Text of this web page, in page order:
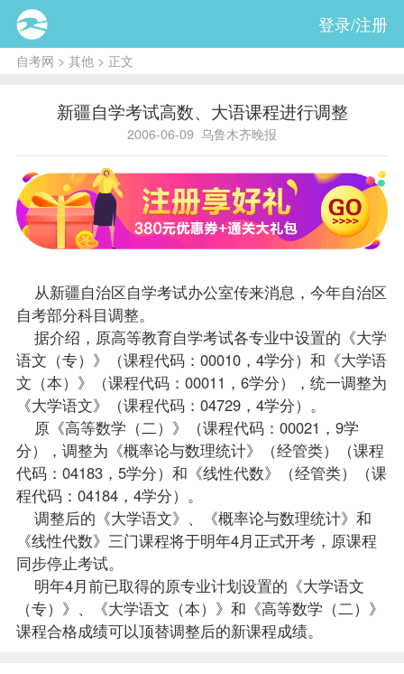
登录/注册
自考网 > 其他 > 正文
新疆自学考试高数、大语课程进行调整
2006-06-09 乌鲁木齐晚报
从新疆自治区自学考试办公室传来消息，今年自治区
自考部分科目调整。
据介绍，原高等教育自学考试各专业中设置的《大学
语文 （专）》（课程代码：00010，4学分）和《大学语
文（本）》（课程代码：00011，6学分），统一调整为
《大学语文》（课程代码：04729，4学分）。
原《高等数学（二）》（课程代码：00021，9学
分），调整为《概率论与数理统计》（经管类）（课程
代码：04183，5学分）和《线性代数》（经管类）（课
程代码：04184，4学分）。
调整后的《大学语文》、《概率论与数理统计》和
《线性代数》三门课程将于明年4月正式开考，原课程
同步停止考试。
明年4月前已取得的原专业计划设置的《大学语文
（专）》、《大学语文（本）》和《高等数学（二）》
课程合格成绩可以顶替调整后的新课程成绩。